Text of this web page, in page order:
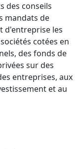
des conseils
mandats de
d'entreprise les
cotées en
des fonds de
sur des
entreprises, aux
et au